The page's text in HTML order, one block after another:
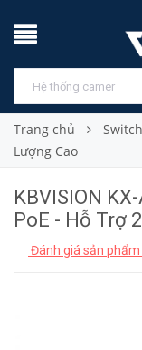
Trang chủ
Lượng Cao
KBVISION
PoE - Hỗ Trợ
Đánh giá sản